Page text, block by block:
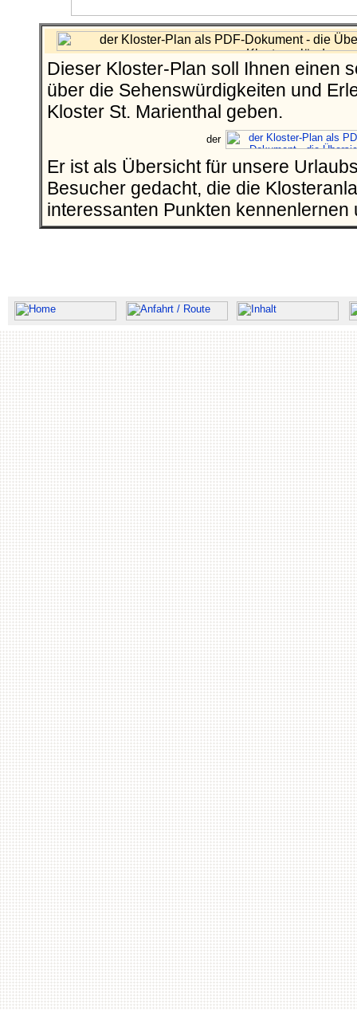
Dieser Kloster-Plan soll Ihnen einen
über die Sehenswürdigkeiten und
Kloster St. Marienthal geben.
Er ist als Übersicht für unsere
Besucher gedacht, die die
interessanten Punkten kennenlernen